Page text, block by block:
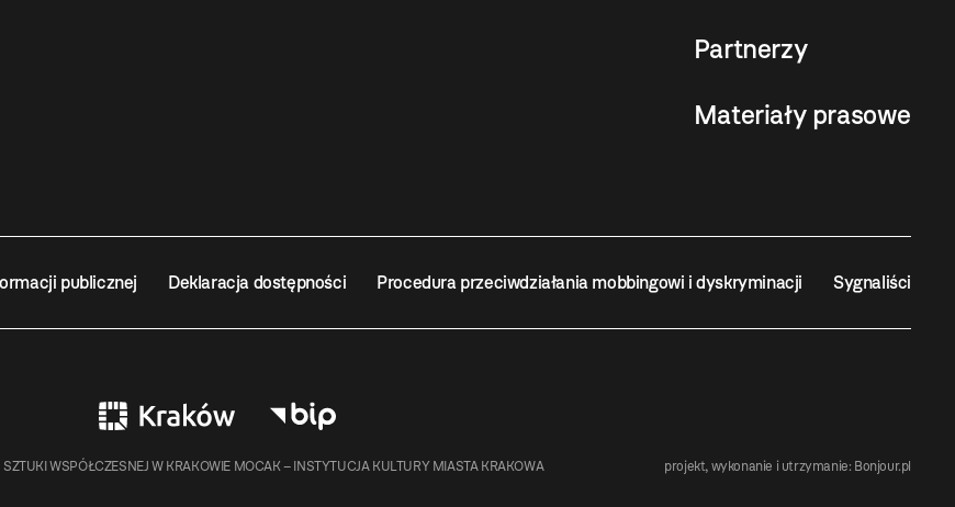
Partnerzy
Materiały prasowe
publicznej Deklaracja dostępności Procedura przeciwdziałania mobbingowi i dyskryminacji Sygnaliści
WSPÓŁCZESNEJ W KRAKOWIE MOCAK – INSTYTUCJA KULTURY MIASTA KRAKOWA projekt, wykonanie i utrzymanie: Bonjour.pl